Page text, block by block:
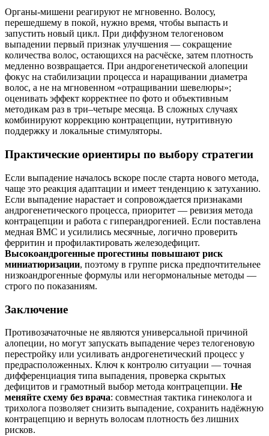
Органы-мишени реагируют не мгновенно. Волосу,
перешедшему в покой, нужно время, чтобы выпасть и
запустить новый цикл. При диффузном телогеновом
выпадении первый признак улучшения — сокращение
количества волос, остающихся на расчёске, затем плотность
медленно возвращается. При андрогенетической алопеции
фокус на стабилизации процесса и наращивании диаметра
волос, а не на мгновенном «отращивании шевелюры»;
оценивать эффект корректнее по фото и объективным
методикам раз в три–четыре месяца. В сложных случаях
комбинируют коррекцию контрацепции, нутритивную
поддержку и локальные стимуляторы.
Практические ориентиры по выбору стратегии
Если выпадение началось вскоре после старта нового метода,
чаще это реакция адаптации и имеет тенденцию к затуханию.
Если выпадение нарастает и сопровождается признаками
андрогенетического процесса, приоритет — ревизия метода
контрацепции и работа с гиперандрогенией. Если поставлена
медная ВМС и усилились месячные, логично проверить
ферритин и профилактировать железодефицит.
Высокоандрогенные прогестины повышают риск
миниатюризации, поэтому в группе риска предпочтительнее
низкоандрогенные формулы или негормональные методы —
строго по показаниям.
Заключение
Противозачаточные не являются универсальной причиной
алопеции, но могут запускать выпадение через телогеновую
перестройку или усиливать андрогенетический процесс у
предрасположенных. Ключ к контролю ситуации — точная
дифференциация типа выпадения, проверка скрытых
дефицитов и грамотный выбор метода контрацепции. Не
меняйте схему без врача: совместная тактика гинеколога и
трихолога позволяет снизить выпадение, сохранить надёжную
контрацепцию и вернуть волосам плотность без лишних
рисков.